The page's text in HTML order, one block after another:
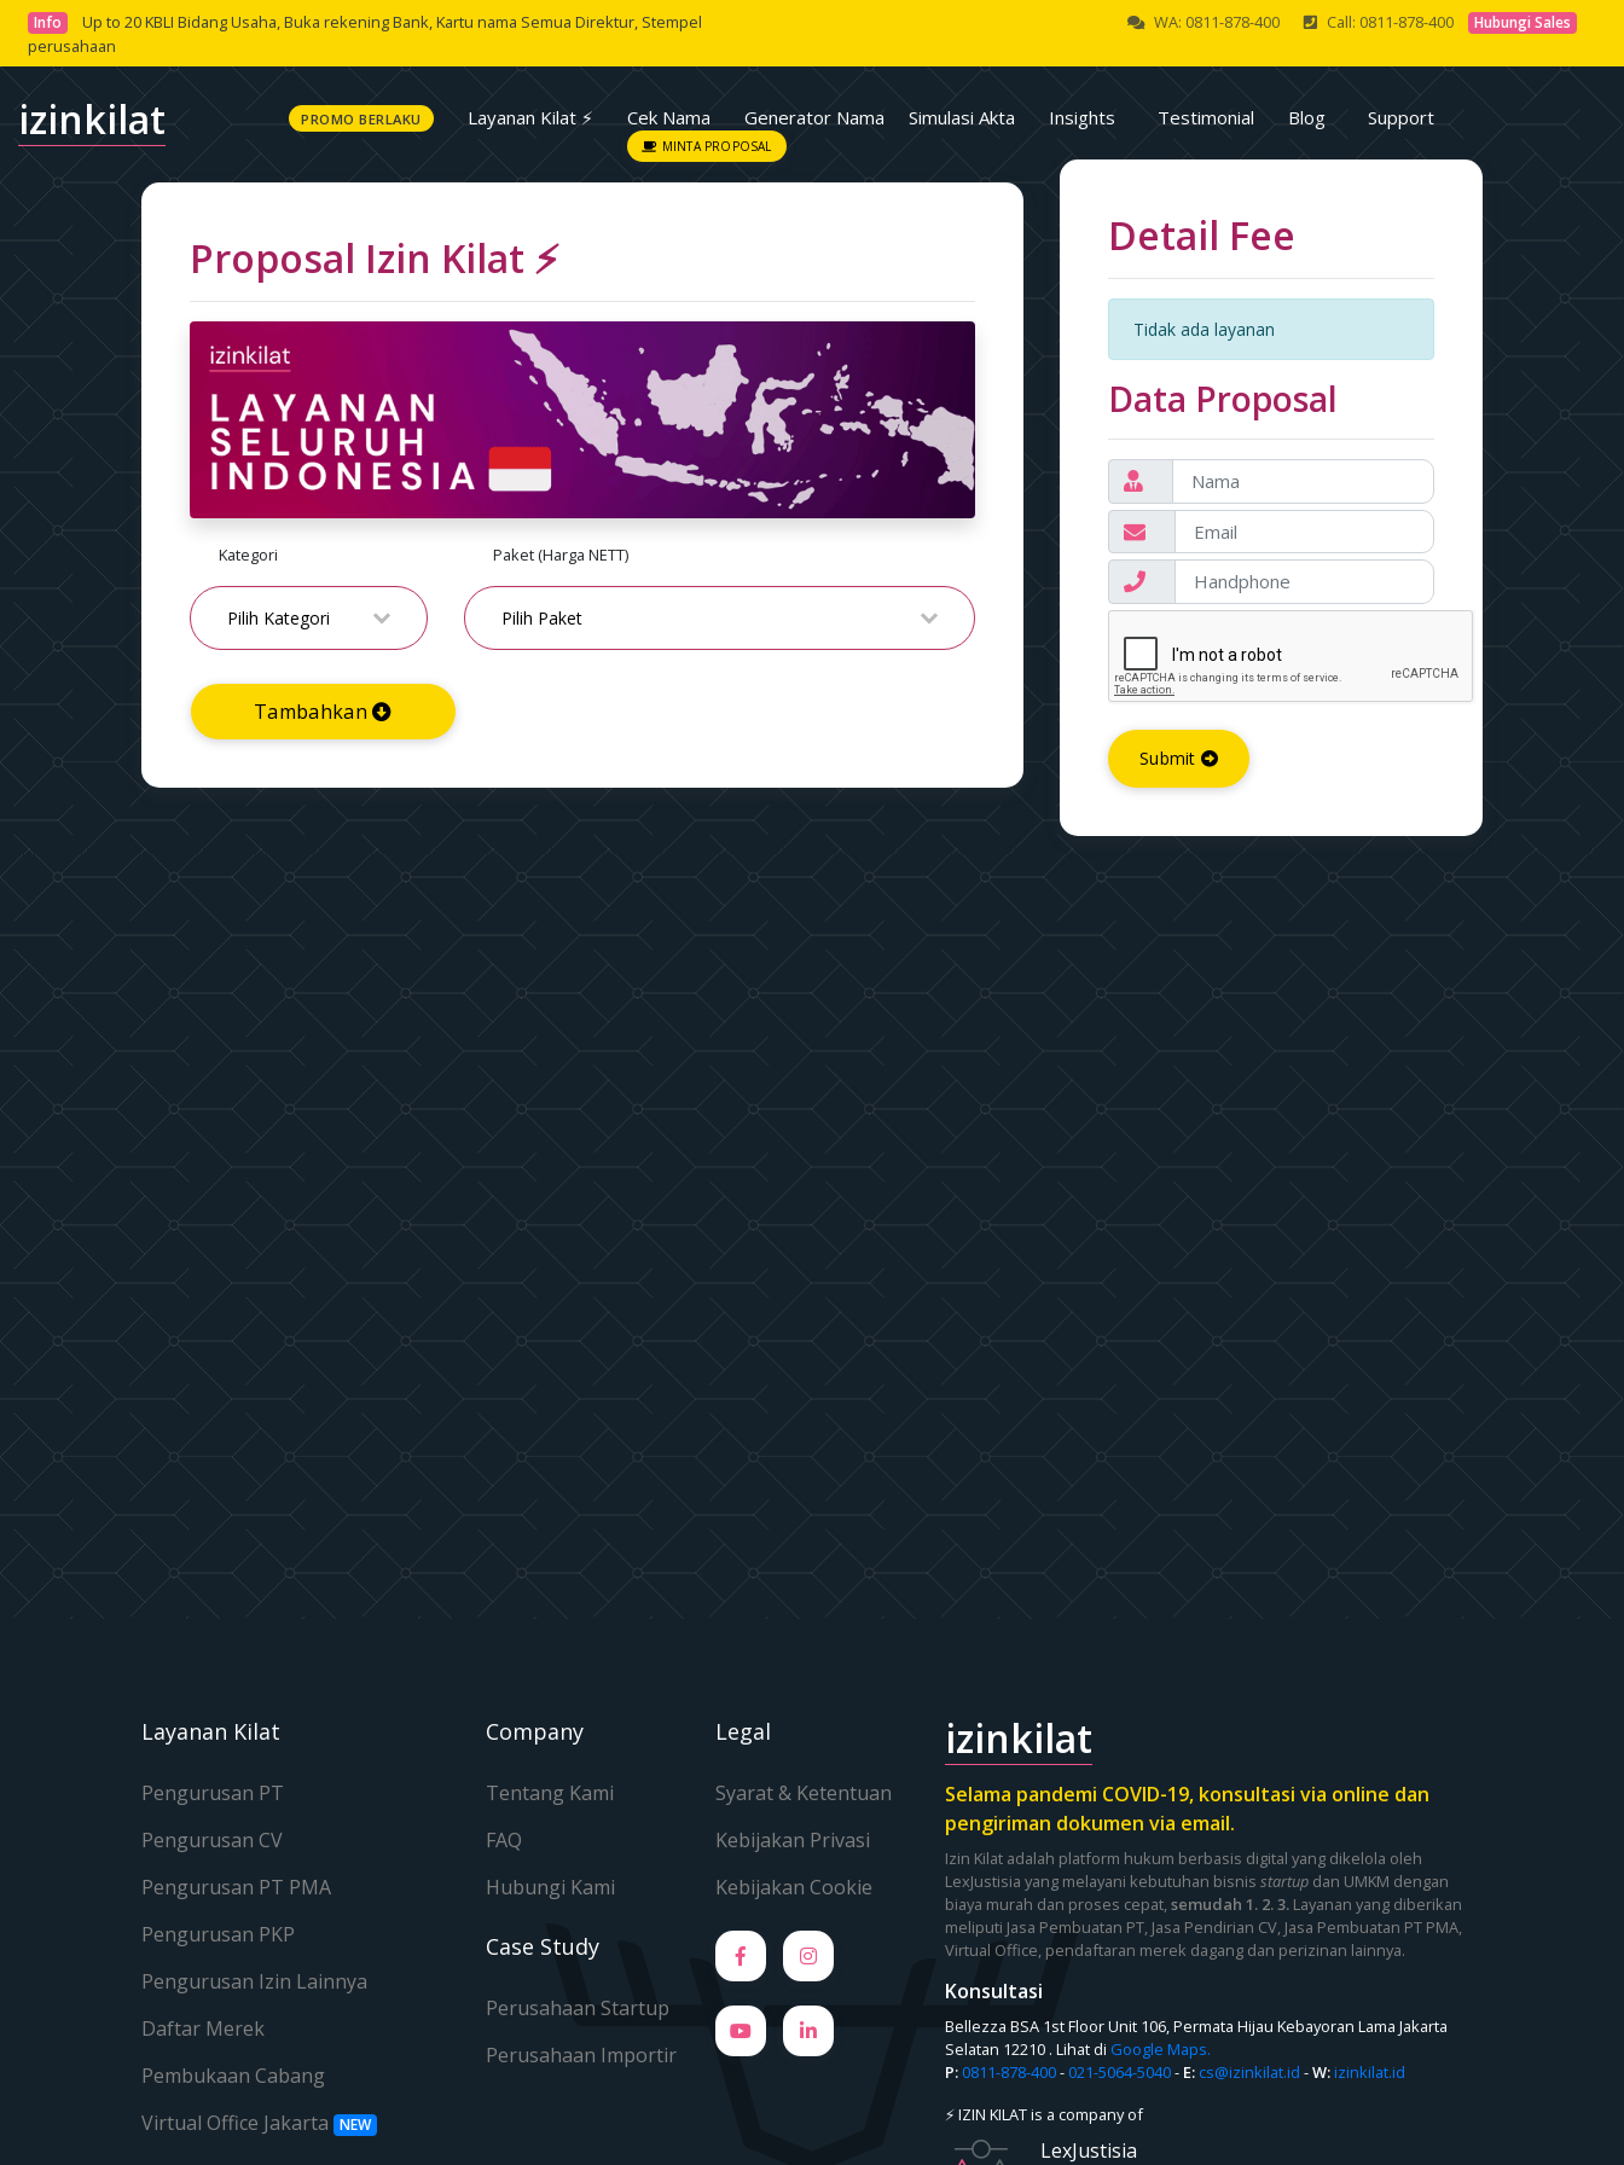
Info
Up to 20 KBLI Bidang Usaha, Buka rekening Bank, Kartu nama Semua Direktur, Stempel
perusahaan
WA: 0811-878-400 Call: 0811-878-400 Hubungi Sales
izinkilat PROMO BERLAKU Layanan Kilat ⚡ Cek Nama Generator Nama Simulasi Akta Insights Testimonial Blog Support
MINTA PROPOSAL
Proposal Izin Kilat ⚡
Kategori Paket (Harga NETT)
Tambahkan
Detail Fee
Tidak ada layanan
Data Proposal
Submit
Layanan Kilat
Pengurusan PT
Pengurusan CV
Pengurusan PT PMA
Pengurusan PKP
Pengurusan Izin Lainnya
Daftar Merek
Pembukaan Cabang
Virtual Office Jakarta NEW
Company
Tentang Kami
FAQ
Hubungi Kami
Case Study
Perusahaan Startup
Perusahaan Importir
Legal
Syarat & Ketentuan
Kebijakan Privasi
Kebijakan Cookie
izinkilat
Selama pandemi COVID-19, konsultasi via online dan
pengiriman dokumen via email.
Izin Kilat adalah platform hukum berbasis digital yang dikelola oleh
LexJustisia yang melayani kebutuhan bisnis startup dan UMKM dengan
biaya murah dan proses cepat, semudah 1. 2. 3. Layanan yang diberikan
meliputi Jasa Pembuatan PT , Jasa Pendirian CV, Jasa Pembuatan PT PMA,
Virtual Office , pendaftaran merek dagang dan perizinan lainnya.
Konsultasi
Bellezza BSA 1st Floor Unit 106, Permata Hijau Kebayoran Lama Jakarta
Selatan 12210 . Lihat di Google Maps.
P: 0811-878-400- 021-5064-5040- E: cs@izinkilat.id -W:izinkilat.id
⚡ IZIN KILAT is a company of
LexJustisia